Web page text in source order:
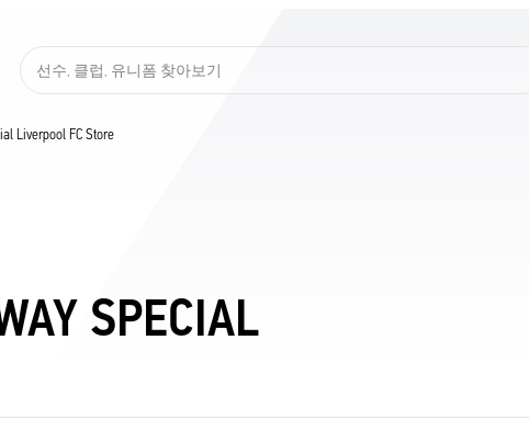
선수, 클럽, 유니폼 찾아보기
Liverpool FC Store
SPECIAL